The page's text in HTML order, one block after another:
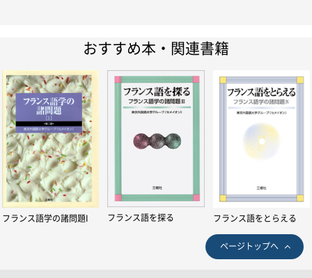
おすすめ本・関連書籍
フランス語学の諸問題I フランス語を探る フランス語をとらえる
ページトップへ